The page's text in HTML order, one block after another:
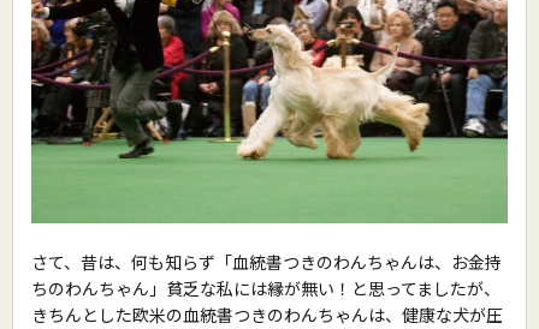
さて、昔は、何も知らず「血統書つきのわんちゃんは、お金持
ちのわんちゃん」貧乏な私には縁が無い！と思ってましたが、
きちんとした欧米の血統書つきのわんちゃんは、健康な犬が圧